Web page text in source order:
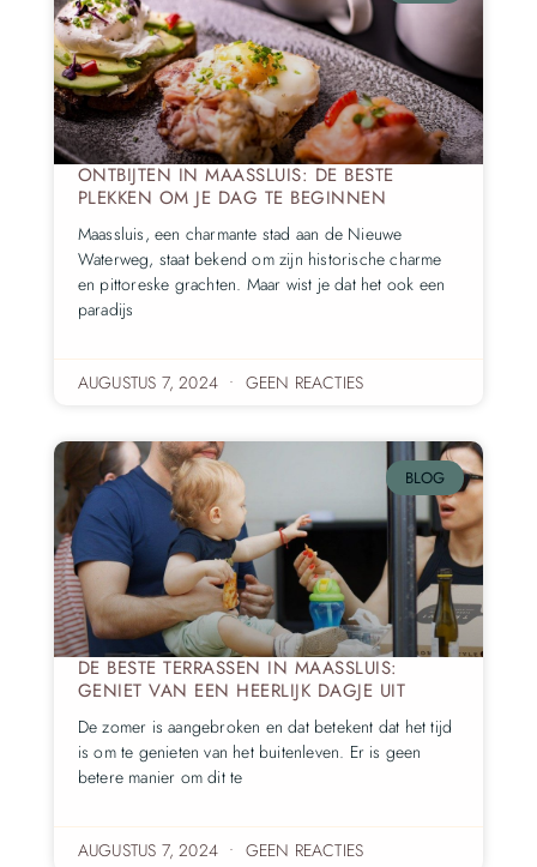
ONTBIJTEN IN MAASSLUIS: DE BESTE
PLEKKEN OM JE DAG TE BEGINNEN
Maassluis, een charmante stad aan de Nieuwe
Waterweg, staat bekend om zijn historische charme
en pittoreske grachten. Maar wist je dat het ook een
paradijs
AUGUSTUS 7, 2024 GEEN REACTIES
BLOG
DE BESTE TERRASSEN IN MAASSLUIS:
GENIET VAN EEN HEERLIJK DAGJE UIT
De zomer is aangebroken en dat betekent dat het tijd
is om te genieten van het buitenleven. Er is geen
betere manier om dit te
AUGUSTUS 7, 2024 GEEN REACTIES